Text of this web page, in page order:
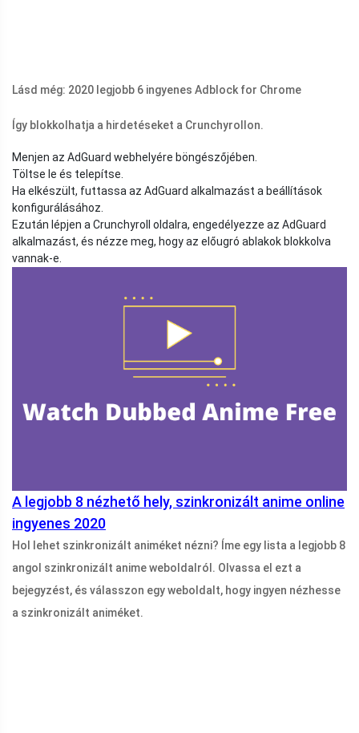
Lásd még: 2020 legjobb 6 ingyenes Adblock for Chrome
Így blokkolhatja a hirdetéseket a Crunchyrollon.
Menjen az AdGuard webhelyére böngészőjében.
Töltse le és telepítse.
Ha elkészült, futtassa az AdGuard alkalmazást a beállítások
konfigurálásához.
Ezután lépjen a Crunchyroll oldalra, engedélyezze az AdGuard
alkalmazást, és nézze meg, hogy az előugró ablakok blokkolva
vannak-e.
A legjobb 8 nézhető hely, szinkronizált anime online
ingyenes 2020
Hol lehet szinkronizált animéket nézni? Íme egy lista a legjobb 8
angol szinkronizált anime weboldalról. Olvassa el ezt a
bejegyzést, és válasszon egy weboldalt, hogy ingyen nézhesse
a szinkronizált animéket.